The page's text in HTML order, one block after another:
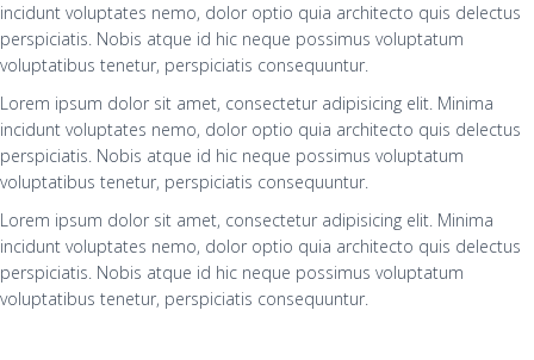
incidunt voluptates nemo, dolor optio quia architecto quis delectus
perspiciatis. Nobis atque id hic neque possimus voluptatum
voluptatibus tenetur, perspiciatis consequuntur.
Lorem ipsum dolor sit amet, consectetur adipisicing elit. Minima
incidunt voluptates nemo, dolor optio quia architecto quis delectus
perspiciatis. Nobis atque id hic neque possimus voluptatum
voluptatibus tenetur, perspiciatis consequuntur.
Lorem ipsum dolor sit amet, consectetur adipisicing elit. Minima
incidunt voluptates nemo, dolor optio quia architecto quis delectus
perspiciatis. Nobis atque id hic neque possimus voluptatum
voluptatibus tenetur, perspiciatis consequuntur.